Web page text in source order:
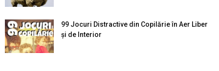
99 Jocuri Distractive din Copilărie în Aer Liber
şi de Interior